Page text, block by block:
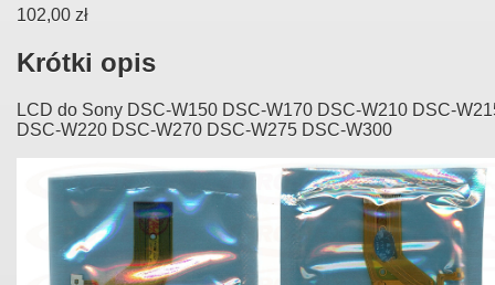
102,00 zł
Krótki opis
LCD do Sony DSC-W150 DSC-W170 DSC-W210 DSC-
DSC-W220 DSC-W270 DSC-W275 DSC-W300